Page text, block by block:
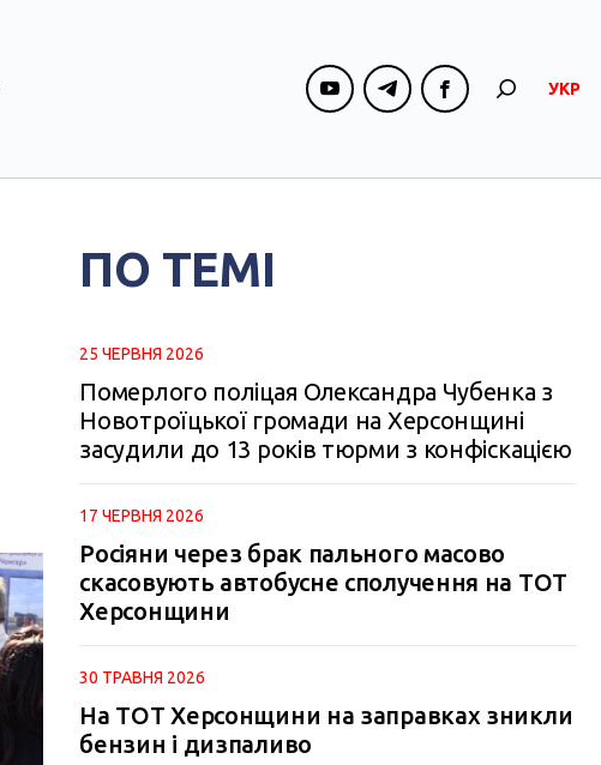
УКР
ПО ТЕМІ
25 ЧЕРВНЯ 2026
Померлого поліцая Олександра Чубенка з
Новотроїцької громади на Херсонщині
засудили до 13 років тюрми з конфіскацією
17 ЧЕРВНЯ 2026
Росіяни через брак пального масово
скасовують автобусне сполучення на ТОТ
Херсонщини
30 ТРАВНЯ 2026
На ТОТ Херсонщини на заправках зникли
бензин і дизпаливо